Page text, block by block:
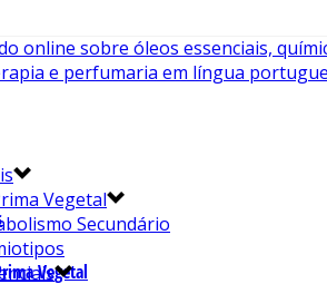
Vegetal
Vegetal
Secundário